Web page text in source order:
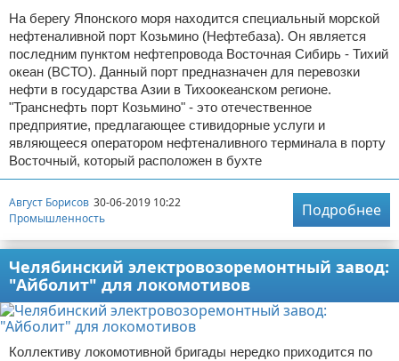
На берегу Японского моря находится специальный морской
нефтеналивной порт Козьмино (Нефтебаза). Он является
последним пунктом нефтепровода Восточная Сибирь - Тихий
океан (ВСТО). Данный порт предназначен для перевозки
нефти в государства Азии в Тихоокеанском регионе.
"Транснефть порт Козьмино" - это отечественное
предприятие, предлагающее стивидорные услуги и
являющееся оператором нефтеналивного терминала в порту
Восточный, который расположен в бухте
Август Борисов 30-06-2019 10:22
Промышленность
Подробнее
Челябинский электровозоремонтный завод:
"Айболит" для локомотивов
Коллективу локомотивной бригады нередко приходится по